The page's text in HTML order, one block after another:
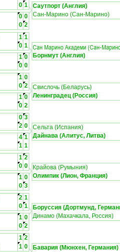
0 1
0 0
0 2
Саутпорт (Англия)
Сан-Марино (Сан-Марино)
1 1
0 1
1 0
0 0
Сан Марино Академи (Сан-
Борнмут (Англия)
1 0
0 2
1 0
0 2
Свислочь (Беларусь)
Ленинградец (Россия)
0 3
2 0
4 1
1 1
Сельта (Испания)
Дайнава (Алитус, Литва)
1 2
0 0
1 0
0 3
Крайова (Румыния)
Олимпик (Лион, Франция)
2 1
0 1
1 0
0 2
Боруссия (Дортмунд,
Динамо (Махачкала, Россия)
1 2
1 0
Бавария (Мюнхен, Германия)